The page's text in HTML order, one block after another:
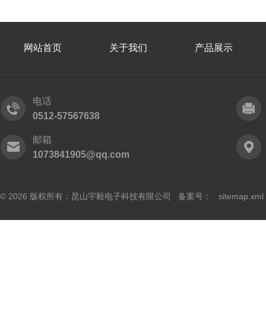
网站首页 关于我们 产品展示
电话
0512-57567638
邮箱
1073841905@qq.com
© 2026 版权所有：昆山宇毅电子科技有限公司 备案号： sitemap.xml